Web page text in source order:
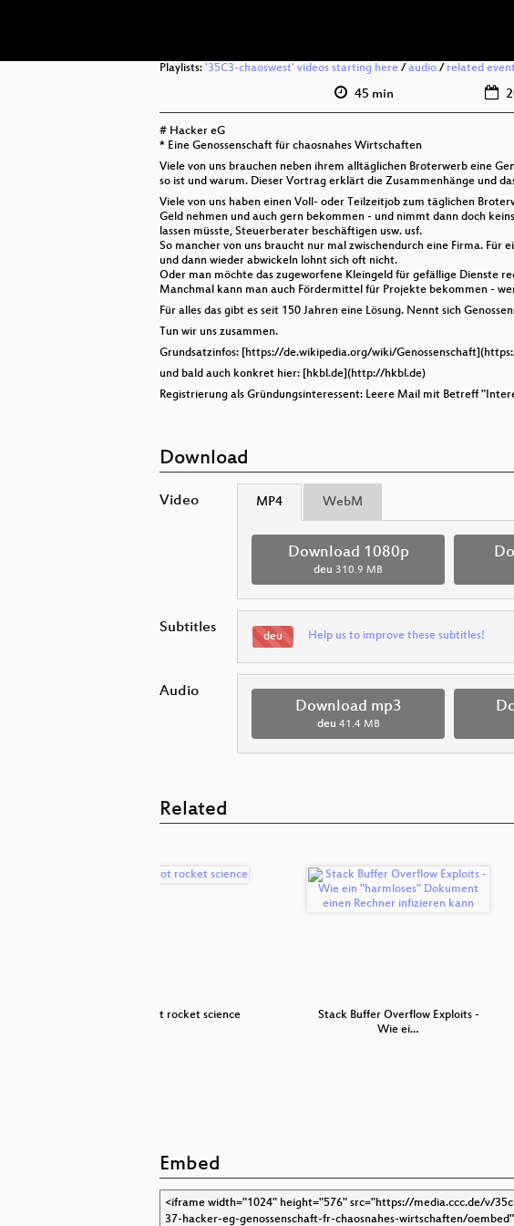
Playlists: '35C3-chaoswest' videos starting here / audio / related
45 min
# Hacker eG
* Eine Genossenschaft für chaosnahes Wirtschaften
Viele von uns brauchen neben ihrem alltäglichen Broterwerb eine
so ist und warum. Dieser Vortrag erklärt die Zusammenhänge und
Viele von uns haben einen Voll- oder Teilzeitjob zum täglichen
Geld nehmen und auch gern bekommen - und nimmt dann doch
lassen müsste, Steuerberater beschäftigen usw. usf.
So mancher von uns braucht nur mal zwischendurch eine Firma. Für
und dann wieder abwickeln lohnt sich oft nicht.
Oder man möchte das zugeworfene Kleingeld für gefällige Dienste
Manchmal kann man auch Fördermittel für Projekte bekommen -
Für alles das gibt es seit 150 Jahren eine Lösung. Nennt sich
Tun wir uns zusammen.
Grundsatzinfos: [https://de.wikipedia.org/wiki/
und bald auch konkret hier: [hkbl.de](http://hkbl.de)
Registrierung als Gründungsinteressent: Leere Mail mit Betreff
Download
Video MP4 WebM
Download 1080p
deu 310.9 MB
Subtitles deu Help us to improve these subtitles!
Audio
Download mp3
deu 41.4 MB
Related
It's not rocket science
Stack Buffer Overflow Exploits -
Wie ei…
Embed